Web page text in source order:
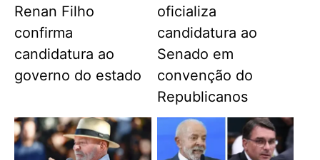
Renan Filho
confirma
candidatura ao
governo do estado
oficializa
candidatura ao
Senado em
convenção do
Republicanos